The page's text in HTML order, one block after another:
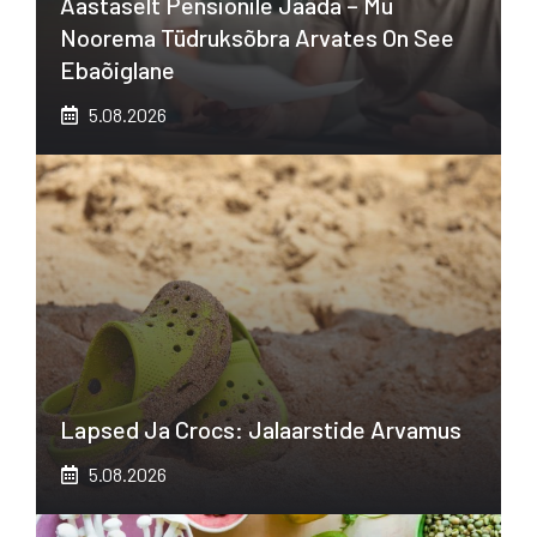
Noorema Tüdruksõbra Arvates On See
Ebaõiglane
5.08.2026
Lapsed Ja Crocs: Jalaarstide Arvamus
5.08.2026